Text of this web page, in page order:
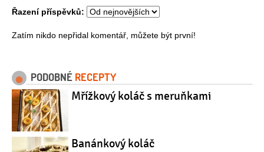
Řazení příspěvků:
Zatím nikdo nepřidal komentář, můžete být první!
PODOBNÉ RECEPTY
Mřížkový koláč s meruňkami
Banánkový koláč